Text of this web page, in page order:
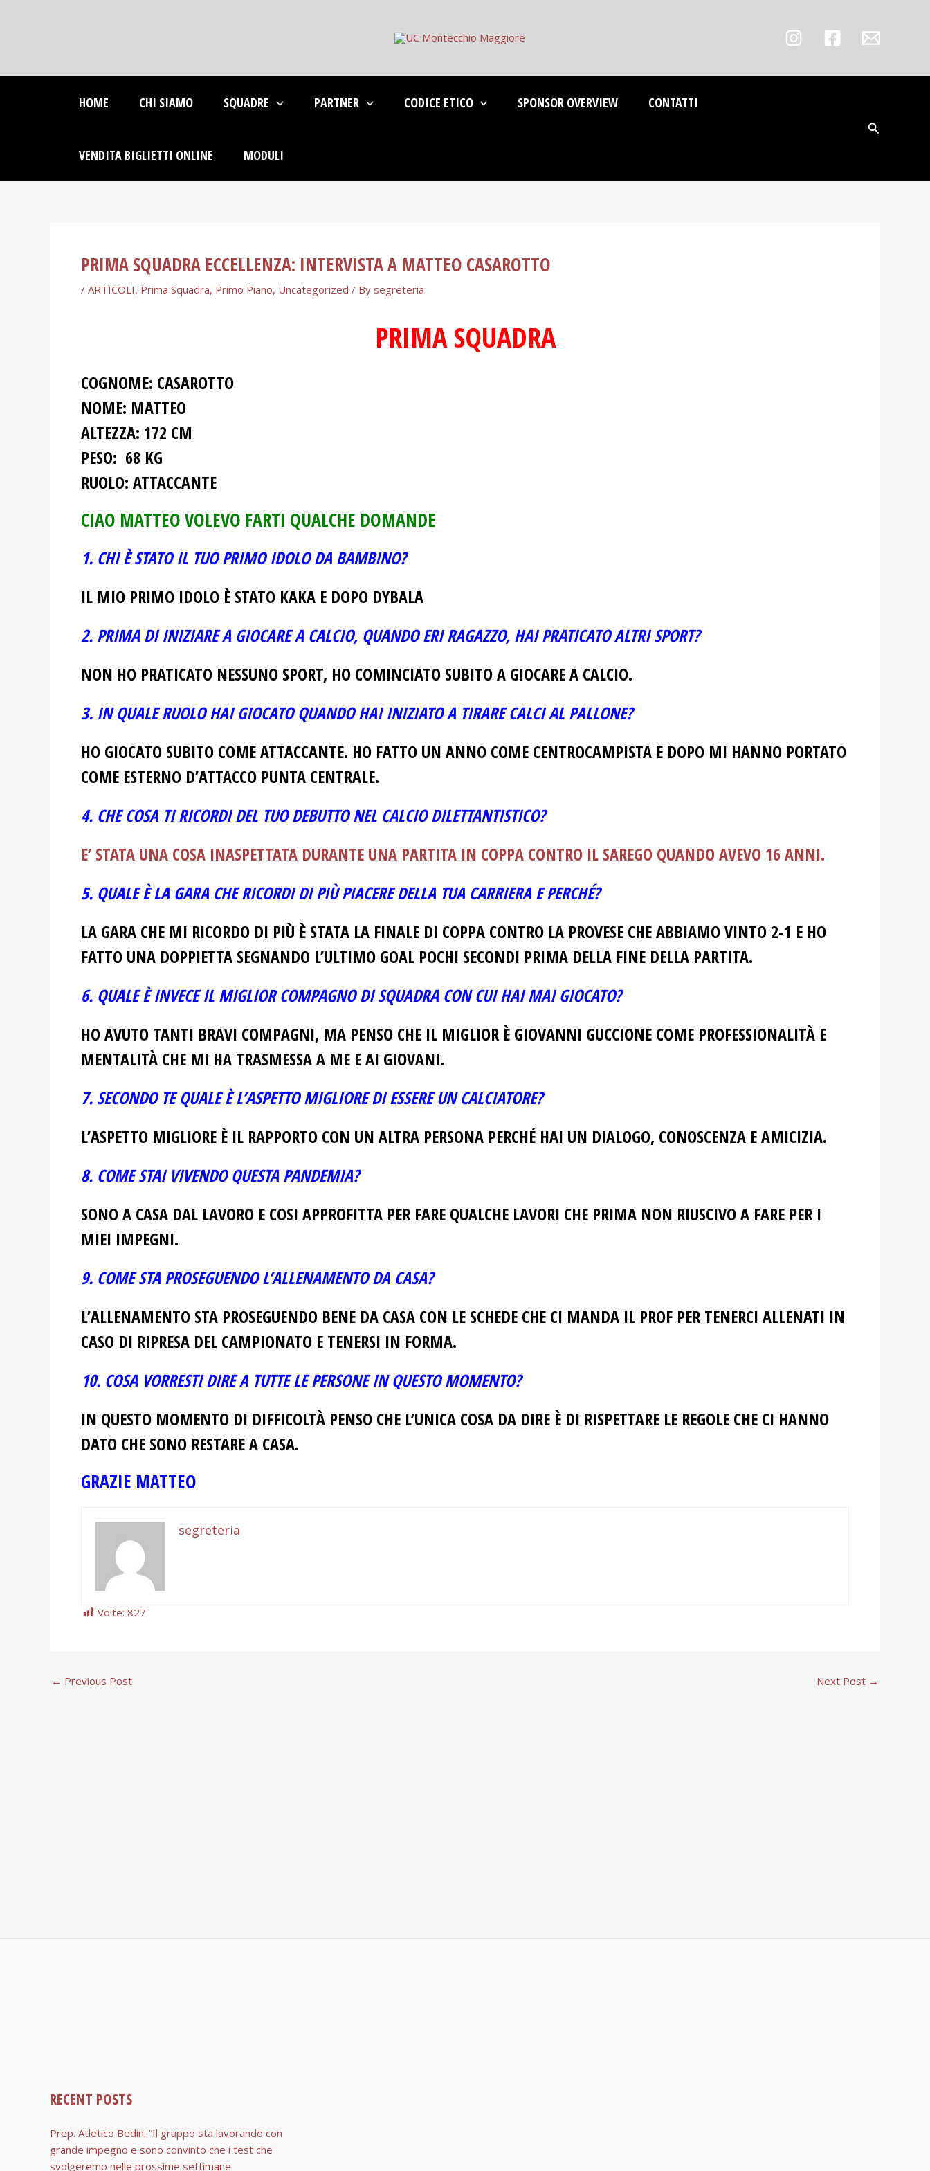
HOME CHI SIAMO SQUADRE PARTNER CODICE ETICO SPONSOR OVERVIEW CONTATTI
VENDITA BIGLIETTI ONLINE MODULI
PRIMA SQUADRA ECCELLENZA: INTERVISTA A MATTEO CASAROTTO
/ ARTICOLI, Prima Squadra, Primo Piano, Uncategorized / By segreteria
PRIMA SQUADRA
COGNOME: CASAROTTO
NOME: MATTEO
ALTEZZA: 172 CM
PESO: 68 KG
RUOLO: ATTACCANTE
CIAO MATTEO VOLEVO FARTI QUALCHE DOMANDE
1. CHI È STATO IL TUO PRIMO IDOLO DA BAMBINO?
IL MIO PRIMO IDOLO È STATO KAKA E DOPO DYBALA
2. PRIMA DI INIZIARE A GIOCARE A CALCIO, QUANDO ERI RAGAZZO, HAI PRATICATO ALTRI SPORT?
NON HO PRATICATO NESSUNO SPORT, HO COMINCIATO SUBITO A GIOCARE A CALCIO.
3. IN QUALE RUOLO HAI GIOCATO QUANDO HAI INIZIATO A TIRARE CALCI AL PALLONE?
HO GIOCATO SUBITO COME ATTACCANTE. HO FATTO UN ANNO COME CENTROCAMPISTA E DOPO MI HANNO PORTATO
COME ESTERNO D’ATTACCO PUNTA CENTRALE.
4. CHE COSA TI RICORDI DEL TUO DEBUTTO NEL CALCIO DILETTANTISTICO?
E’ STATA UNA COSA INASPETTATA DURANTE UNA PARTITA IN COPPA CONTRO IL SAREGO QUANDO AVEVO 16 ANNI.
5. QUALE È LA GARA CHE RICORDI DI PIÙ PIACERE DELLA TUA CARRIERA E PERCHÉ?
LA GARA CHE MI RICORDO DI PIÙ È STATA LA FINALE DI COPPA CONTRO LA PROVESE CHE ABBIAMO VINTO 2-1 E HO
FATTO UNA DOPPIETTA SEGNANDO L’ULTIMO GOAL POCHI SECONDI PRIMA DELLA FINE DELLA PARTITA.
6. QUALE È INVECE IL MIGLIOR COMPAGNO DI SQUADRA CON CUI HAI MAI GIOCATO?
HO AVUTO TANTI BRAVI COMPAGNI, MA PENSO CHE IL MIGLIOR È GIOVANNI GUCCIONE COME PROFESSIONALITÀ E
MENTALITÀ CHE MI HA TRASMESSA A ME E AI GIOVANI.
7. SECONDO TE QUALE È L’ASPETTO MIGLIORE DI ESSERE UN CALCIATORE?
L’ASPETTO MIGLIORE È IL RAPPORTO CON UN ALTRA PERSONA PERCHÉ HAI UN DIALOGO, CONOSCENZA E AMICIZIA.
8. COME STAI VIVENDO QUESTA PANDEMIA?
SONO A CASA DAL LAVORO E COSI APPROFITTA PER FARE QUALCHE LAVORI CHE PRIMA NON RIUSCIVO A FARE PER I
MIEI IMPEGNI.
9. COME STA PROSEGUENDO L’ALLENAMENTO DA CASA?
L’ALLENAMENTO STA PROSEGUENDO BENE DA CASA CON LE SCHEDE CHE CI MANDA IL PROF PER TENERCI ALLENATI IN
CASO DI RIPRESA DEL CAMPIONATO E TENERSI IN FORMA.
10. COSA VORRESTI DIRE A TUTTE LE PERSONE IN QUESTO MOMENTO?
IN QUESTO MOMENTO DI DIFFICOLTÀ PENSO CHE L’UNICA COSA DA DIRE È DI RISPETTARE LE REGOLE CHE CI HANNO
DATO CHE SONO RESTARE A CASA.
GRAZIE MATTEO
segreteria
Volte: 827
← Previous Post Next Post →
RECENT POSTS
Prep. Atletico Bedin: “Il gruppo sta lavorando con
grande impegno e sono convinto che i test che
svolgeremo nelle prossime settimane